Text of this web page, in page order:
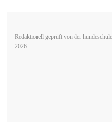
Redaktionell geprüft von der
2026